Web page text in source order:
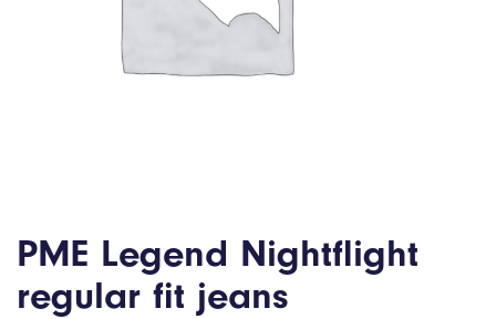
PME Legend Nightflight
regular fit jeans